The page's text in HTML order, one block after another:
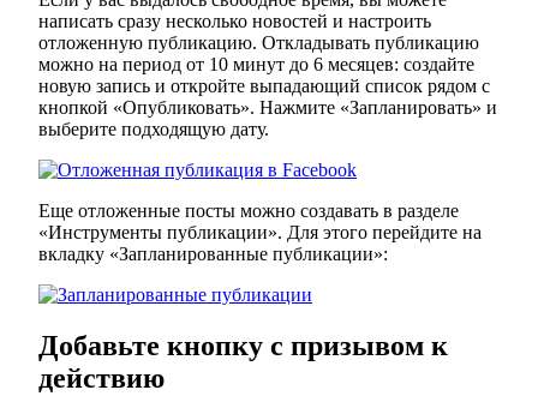
написать сразу несколько новостей и настроить
отложенную публикацию. Откладывать публикацию
можно на период от 10 минут до 6 месяцев: создайте
новую запись и откройте выпадающий список рядом с
кнопкой «Опубликовать». Нажмите «Запланировать» и
выберите подходящую дату.
Еще отложенные посты можно создавать в разделе
«Инструменты публикации». Для этого перейдите на
вкладку «Запланированные публикации»:
Добавьте кнопку с призывом к
действию